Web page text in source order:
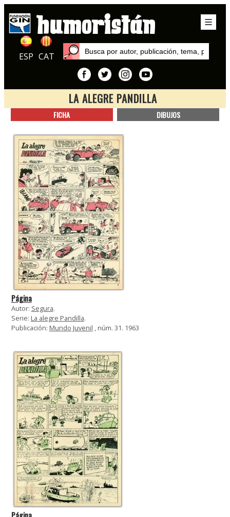
ESP CAT
LA ALEGRE PANDILLA
La alegre Pandilla
FICHA DIBUJOS
Página
Autor: Segura.
Serie: La alegre Pandilla.
Publicación: Mundo Juvenil , núm. 31. 1963